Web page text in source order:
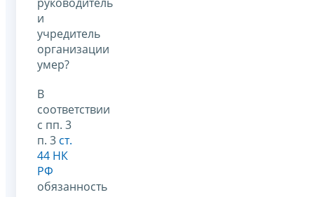
и
учредитель
организации
умер?
В
соответствии
с пп. 3
п. 3 ст.
44 НК
РФ
обязанность